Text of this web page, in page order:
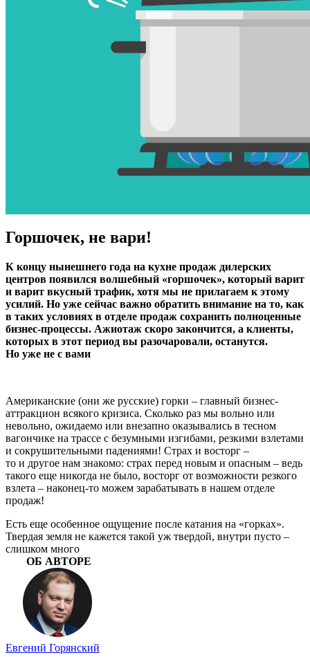
Горшочек, не вари!
К концу нынешнего года на кухне продаж дилерских
центров появился волшебный «горшочек», который варит
и варит вкусный трафик, хотя мы не прилагаем к этому
усилий. Но уже сейчас важно обратить внимание на то, как
в таких условиях в отделе продаж сохранить полноценные
бизнес-процессы. Ажиотаж скоро закончится, а клиенты,
которых в этот период вы разочаровали, останутся.
Но уже не с вами
Американские (они же русские) горки – главный бизнес-
аттрак­цион всякого кризиса. Сколько раз мы вольно или
невольно, ожидаемо или внезапно оказывались в тесном
вагончи­ке на трассе с безумными изгибами, рез­кими взлетами
и сокрушительными паде­ниями! Страх и восторг –
то и другое нам знакомо: страх перед новым и опас­ным – ведь
такого еще никогда не было, восторг от возможности резкого
взле­та – наконец-то можем зарабатывать в нашем отделе
продаж!
Есть еще особенное ощущение после катания на «горках».
Твердая земля не кажется такой уж твердой, внутри пусто –
слишком много
ОБ АВТОРЕ
Евгений Горянский